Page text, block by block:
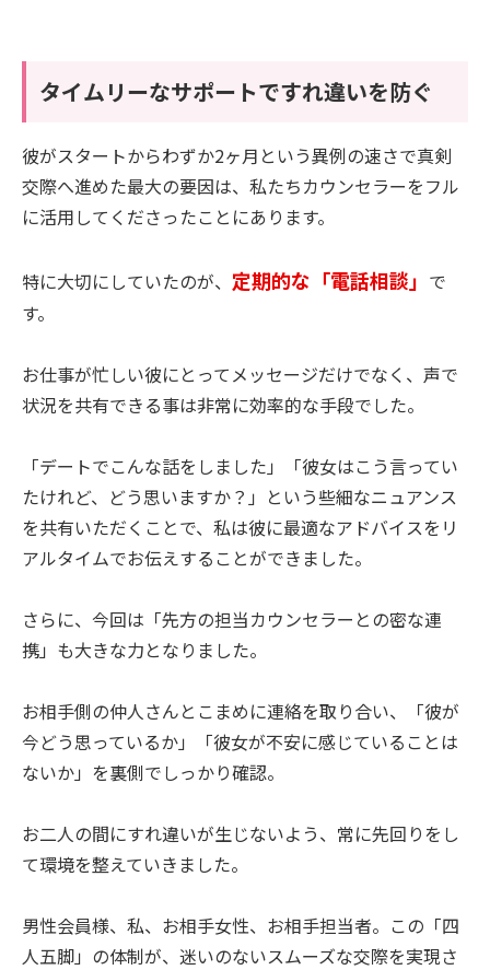
タイムリーなサポートですれ違いを防ぐ
彼がスタートからわずか2ヶ月という異例の速さで真剣
交際へ進めた最大の要因は、私たちカウンセラーをフル
に活用してくださったことにあります。
特に大切にしていたのが、 定期的な「電話相談」 で
す。
お仕事が忙しい彼にとってメッセージだけでなく、声で
状況を共有できる事は非常に効率的な手段でした。
「デートでこんな話をしました」「彼女はこう言ってい
たけれど、どう思いますか？」という些細なニュアンス
を共有いただくことで、私は彼に最適なアドバイスをリ
アルタイムでお伝えすることができました。
さらに、今回は「先方の担当カウンセラーとの密な連
携」も大きな力となりました。
お相手側の仲人さんとこまめに連絡を取り合い、「彼が
今どう思っているか」「彼女が不安に感じていることは
ないか」を裏側でしっかり確認。
お二人の間にすれ違いが生じないよう、常に先回りをし
て環境を整えていきました。
男性会員様、私、お相手女性、お相手担当者。この「四
人五脚」の体制が、迷いのないスムーズな交際を実現さ